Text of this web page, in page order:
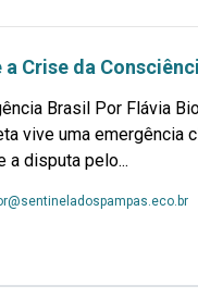
Crise da
Brasil Por Flávia
vive uma emergência
a disputa pelo...